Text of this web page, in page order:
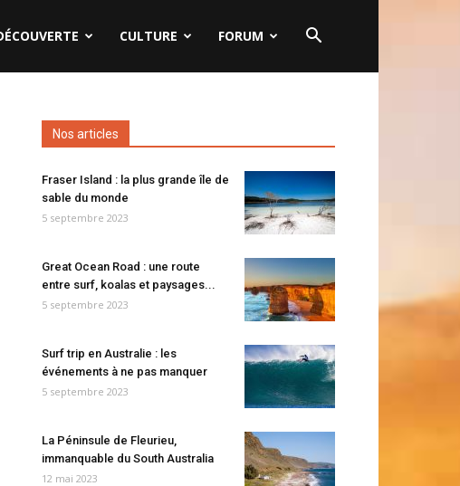
CULTURE FORUM
Nos articles
Fraser Island : la plus grande île de
sable du monde
5 septembre 2023
Great Ocean Road : une route
entre surf, koalas et paysages...
5 septembre 2023
Surf trip en Australie : les
événements à ne pas manquer
5 septembre 2023
La Péninsule de Fleurieu,
immanquable du South Australia
12 mai 2023